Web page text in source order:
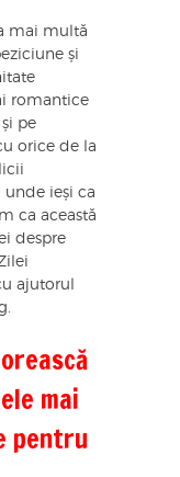
mai multă
și
romantice
pe
orice de la
ieși ca
ca această
despre
ajutorul
mai
pentru